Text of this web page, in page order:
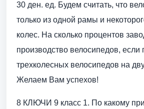
30 ден. ед. Будем считать, что
только из одной рамы и
колес. На сколько процентов
производство велосипедов, если
трехколесных велосипедов на
Желаем Вам успехов!
8 КЛЮЧИ 9 класс 1. По какому